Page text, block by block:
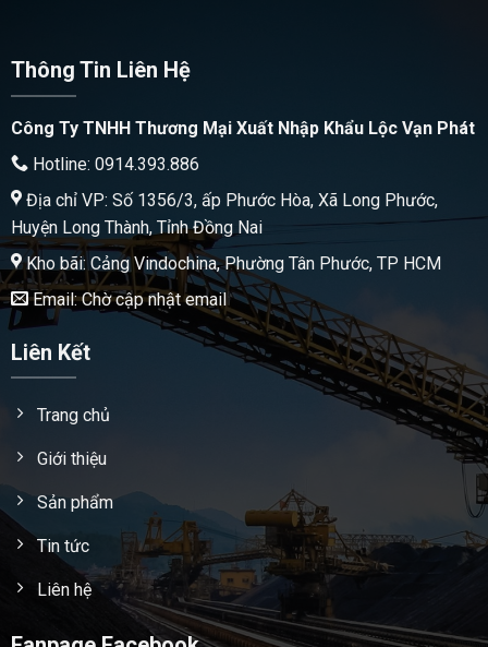
Thông Tin Liên Hệ
Công Ty TNHH Thương Mại Xuất Nhập Khẩu Lộc Vạn Phát
Hotline: 0914.393.886
Địa chỉ VP: Số 1356/3, ấp Phước Hòa, Xã Long Phước,
Huyện Long Thành, Tỉnh Đồng Nai
Kho bãi: Cảng Vindochina, Phường Tân Phước, TP HCM
Email: Chờ cập nhật email
Liên Kết
Trang chủ
Giới thiệu
Sản phẩm
Tin tức
Liên hệ